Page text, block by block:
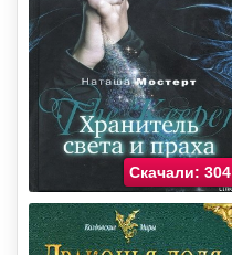
Скачали: 304